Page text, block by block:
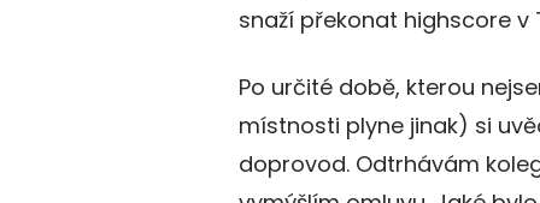
snaží překonat highscore v
Po určité době, kterou
místnosti plyne jinak) si
doprovod. Odtrhávám